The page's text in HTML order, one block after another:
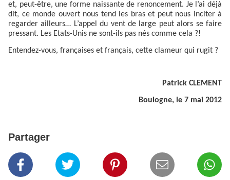
et, peut-être, une forme naissante de renoncement. Je l’ai déjà
dit, ce monde ouvert nous tend les bras et peut nous inciter à
regarder ailleurs… L’appel du vent de large peut alors se faire
pressant. Les Etats-Unis ne sont-ils pas nés comme cela ?!
Entendez-vous, françaises et français, cette clameur qui rugit ?
Patrick CLEMENT
Boulogne, le 7 mai 2012
Partager